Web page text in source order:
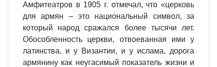
Амфитеатров в 1905 г. отмечал, что «церковь
для армян – это национальный символ, за
который народ сражался более тысячи лет.
Обособленность церкви, отвоеванная ими у
латинства, и у Византии, и у ислама, дорога
армянину как неугасимый показатель жизни и